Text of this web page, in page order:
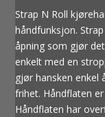
Strap N Roll
håndfunksjon.
åpning som gjør
enkelt med en
gjør hansken enkel
frihet. Håndflaten
Håndflaten har